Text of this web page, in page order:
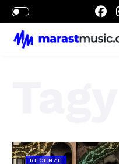
RECENZE